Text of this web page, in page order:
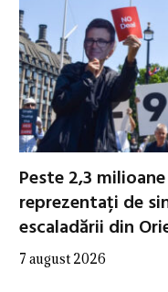
Peste 2,3
reprezentați de
escaladării din
7 august 2026